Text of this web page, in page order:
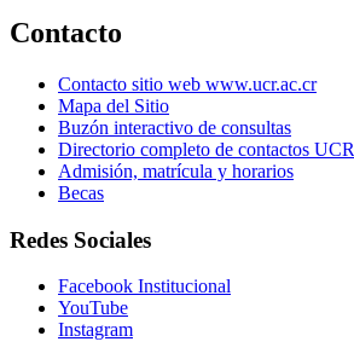
Contacto
Contacto sitio web www.ucr.ac.cr
Mapa del Sitio
Buzón interactivo de consultas
Directorio completo de contactos UCR
Admisión, matrícula y horarios
Becas
Redes Sociales
Facebook Institucional
YouTube
Instagram